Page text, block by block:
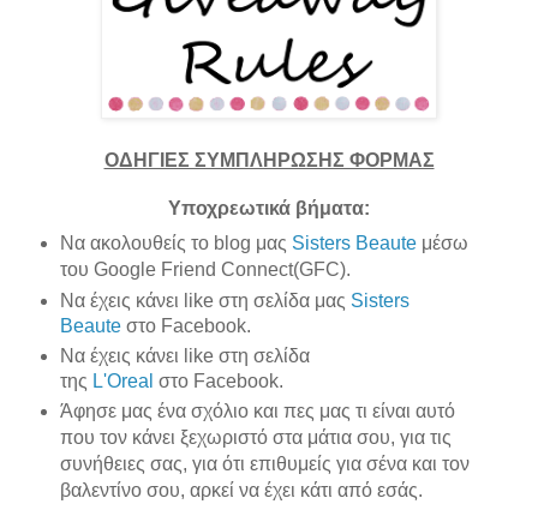
ΟΔΗΓΙΕΣ ΣΥΜΠΛΗΡΩΣΗΣ ΦΟΡΜΑΣ
Υποχρεωτικά βήματα:
Να ακολουθείς το blog μας Sisters Beaute μέσω
του Google Friend Connect(GFC).
Να έχεις κάνει like στη σελίδα μας Sisters
Beauteστο Facebook.
Να έχεις κάνει like στη σελίδα
της L'Oreal στο Facebook.
Άφησε μας ένα σχόλιο και πες μας τι είναι αυτό
που τον κάνει ξεχωριστό στα μάτια σου, για τις
συνήθειες σας, για ότι επιθυμείς για σένα και τον
βαλεντίνο σου, αρκεί να έχει κάτι από εσάς.